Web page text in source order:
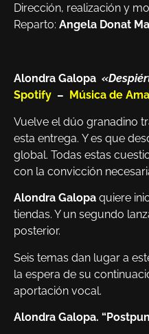
Dirección, realización y
Reparto: Angela Donat
Alondra Galopa
Spotify – Música de
Vuelve el dúo granadino
esta entrega. Y es que
global. Todas estas
con la convicción
Alondra Galopa quiere
tiendas. Y un segundo
posterior.
Seis temas dan lugar a
la espera de su
aportación vocal.
Alondra Galopa.